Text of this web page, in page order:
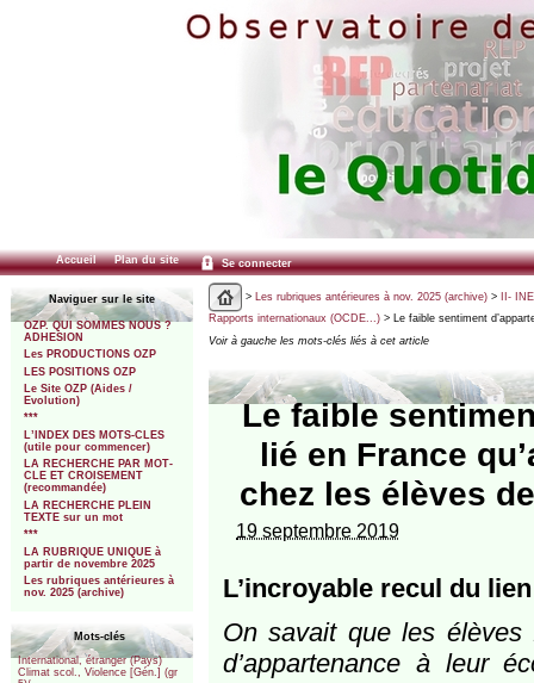
Accueil Plan du site Se connecter
Naviguer sur le site
OZP. QUI SOMMES NOUS ?
ADHESION
Les PRODUCTIONS OZP
LES POSITIONS OZP
Le Site OZP (Aides /
Evolution)
***
L’INDEX DES MOTS-CLES
(utile pour commencer)
LA RECHERCHE PAR MOT-
CLE ET CROISEMENT
(recommandée)
LA RECHERCHE PLEIN
TEXTE sur un mot
***
LA RUBRIQUE UNIQUE à
partir de novembre 2025
Les rubriques antérieures à
nov. 2025 (archive)
Mots-clés
International, étranger (Pays)
Climat scol., Violence [Gén.] (gr
> Les rubriques antérieures à nov. 2025 (archive)>
II-
Rapports internationaux (OCDE...)> Le faible sentiment
Voir à gauche les mots-clés liés à cet article
Le faible
lié en France
chez les élèves
19 septembre 2019
L’incroyable recul du
On savait que les élèves
d’appartenance à leur